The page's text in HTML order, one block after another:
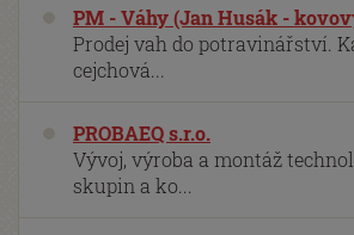
PM - Váhy (Jan Husák -
Prodej vah do potravinářství.
cejchová...
PROBAEQ s.r.o.
Vývoj, výroba a montáž
skupin a ko...